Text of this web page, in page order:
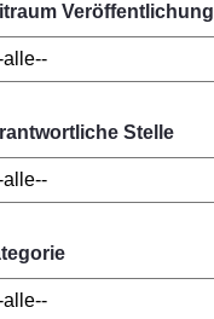
Veröffentlichung
Stelle